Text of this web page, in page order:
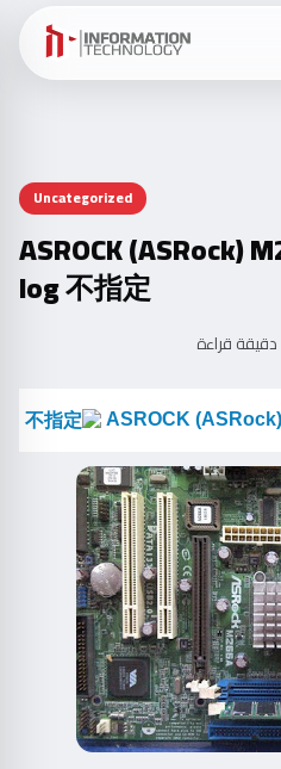
Uncategorized
ASROCK (ASRock)
log 不指定
ASROCK